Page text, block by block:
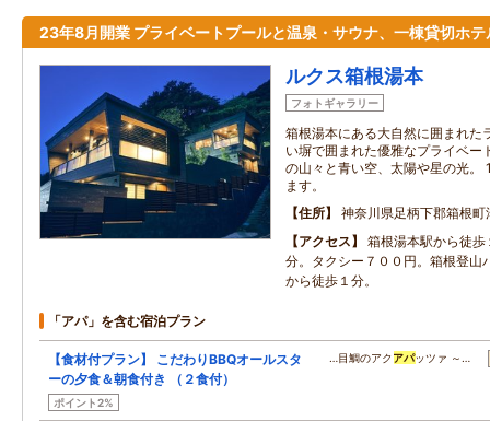
23年8月開業 プライベートプールと温泉・サウナ、一棟貸切ホテ
ルクス箱根湯本
フォトギャラリー
箱根湯本にある大自然に囲まれた
い塀で囲まれた優雅なプライベー
の山々と青い空、太陽や星の光。
ます。
住所
神奈川県足柄下郡箱根
アクセス
箱根湯本駅から徒
分。タクシー７００円。箱根登山
から徒歩１分。
「アパ」を含む宿泊プラン
【食材付プラン】 こだわりBBQオールスタ
ーの夕食＆朝食付き （２食付）
ポイント2%
…目鯛のアクアパッツァ ～…